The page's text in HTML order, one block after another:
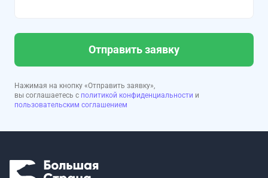
Отправить заявку
Нажимая на кнопку «Отправить заявку»,
вы соглашаетесь с политикой конфиденциальности и
пользовательским соглашением